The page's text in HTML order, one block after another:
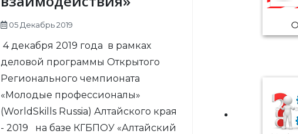
05 Декабрь 2019
4 декабря 2019 года в рамках
деловой программы Открытого
Регионального чемпионата
«Молодые профессионалы»
(WorldSkills Russia) Алтайского края
- 2019 на базе КГБПОУ «Алтайский